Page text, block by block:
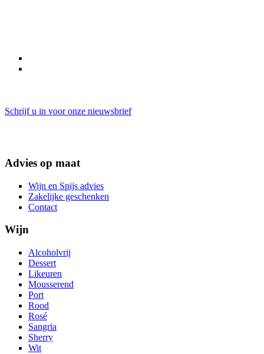
Schrijf u in voor onze nieuwsbrief
Advies op maat
Wijn en Spijs advies
Zakelijke geschenken
Contact
Wijn
Alcoholvrij
Dessert
Likeuren
Mousserend
Port
Rood
Rosé
Sangria
Sherry
Wit